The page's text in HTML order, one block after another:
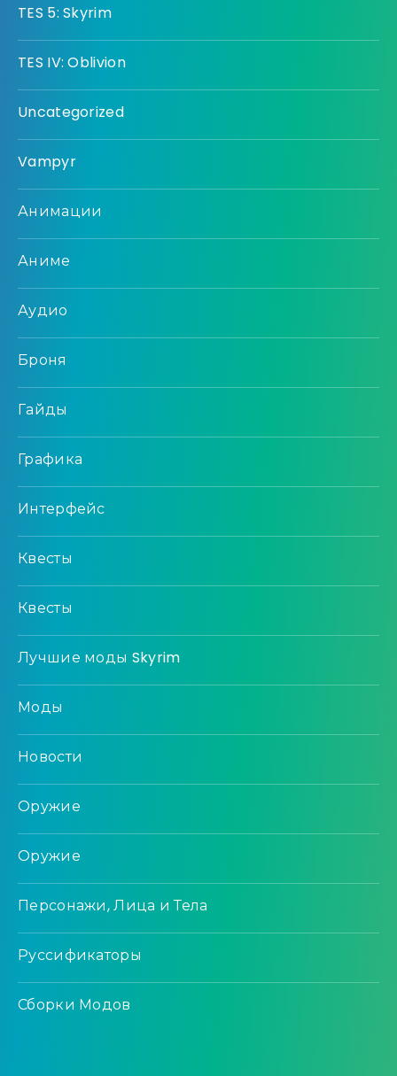
TES 5: Skyrim
TES IV: Oblivion
Uncategorized
Vampyr
Анимации
Аниме
Аудио
Броня
Гайды
Графика
Интерфейс
Квесты
Квесты
Лучшие моды Skyrim
Моды
Новости
Оружие
Оружие
Персонажи, Лица и Тела
Руссификаторы
Сборки Модов